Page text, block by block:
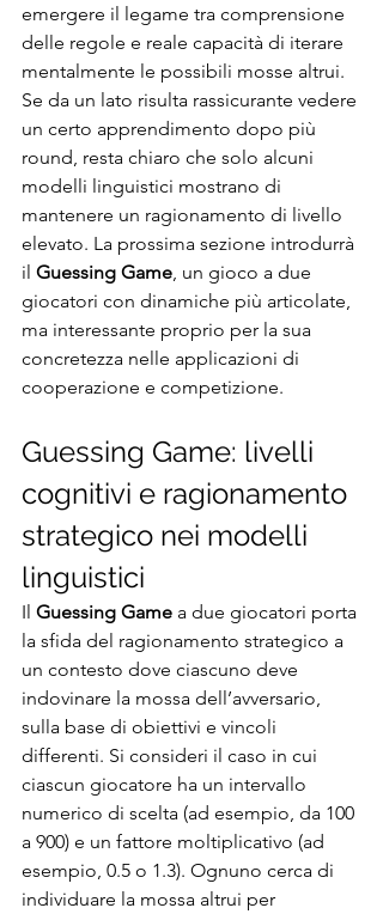
emergere il legame tra comprensione
delle regole e reale capacità di iterare
mentalmente le possibili mosse altrui.
Se da un lato risulta rassicurante vedere
un certo apprendimento dopo più
round, resta chiaro che solo alcuni
modelli linguistici mostrano di
mantenere un ragionamento di livello
elevato. La prossima sezione introdurrà
il Guessing Game , un gioco a due
giocatori con dinamiche più articolate,
ma interessante proprio per la sua
concretezza nelle applicazioni di
cooperazione e competizione.
Guessing Game: livelli
cognitivi e ragionamento
strategico nei modelli
linguistici
Il Guessing Game a due giocatori porta
la sfida del ragionamento strategico a
un contesto dove ciascuno deve
indovinare la mossa dell’avversario,
sulla base di obiettivi e vincoli
differenti. Si consideri il caso in cui
ciascun giocatore ha un intervallo
numerico di scelta (ad esempio, da 100
a 900) e un fattore moltiplicativo (ad
esempio, 0.5 o 1.3). Ognuno cerca di
individuare la mossa altrui per